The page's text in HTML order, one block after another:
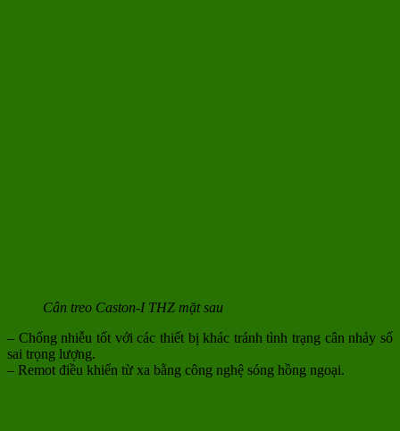
Cân treo Caston-I THZ mặt sau
– Chống nhiễu tốt với các thiết bị khác tránh tình trạng cân nhảy số
sai trọng lượng.
– Remot điều khiển từ xa bằng công nghệ sóng hồng ngoại.